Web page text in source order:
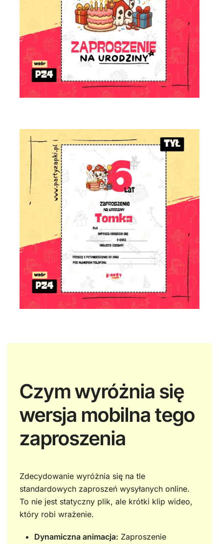
Czym wyróżnia się
wersja mobilna tego
zaproszenia
Zdecydowanie wyróżnia się na tle
standardowych zaproszeń wysyłanych online.
To nie jest statyczny plik, ale krótki klip wideo,
który robi wrażenie.
Dynamiczna animacja: Zaproszenie